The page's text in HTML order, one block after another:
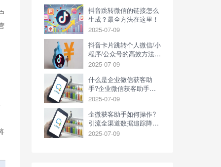
抖音跳转微信的链接怎么
生成？最全方法在这里！
2025-07-09
抖音卡片跳转个人微信/小
程序/公众号的高效方法是
什么？
2025-07-09
什么是企业微信获客助
手?企业微信获客助手的
好处?
2025-07-09
企微获客助手如何操作?
引流全渠道数据追踪降成
本!
2025-07-09